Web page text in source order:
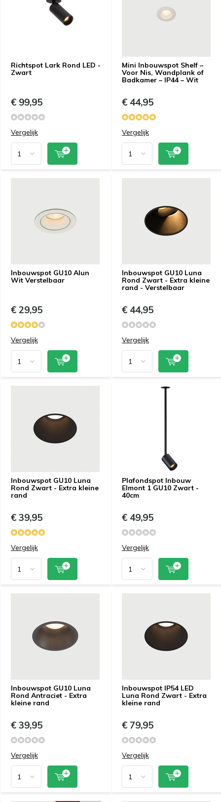
Richtspot Lark Rond LED -
Zwart
€ 99,95
Vergelijk
Mini Inbouwspot Shelf –
Voor Nis, Wandplank of
Badkamer – IP44 – Wit
€ 44,95
Vergelijk
Inbouwspot GU10 Alun
Wit Verstelbaar
€ 29,95
Vergelijk
Inbouwspot GU10 Luna
Rond Zwart - Extra kleine
rand - Verstelbaar
€ 44,95
Vergelijk
Inbouwspot GU10 Luna
Rond Zwart - Extra kleine
rand
€ 39,95
Vergelijk
Plafondspot Inbouw
Elmont 1 GU10 Zwart -
40cm
€ 49,95
Vergelijk
Inbouwspot GU10 Luna
Rond Antraciet - Extra
kleine rand
€ 39,95
Vergelijk
Inbouwspot IP54 LED
Luna Rond Zwart - Extra
kleine rand
€ 79,95
Vergelijk